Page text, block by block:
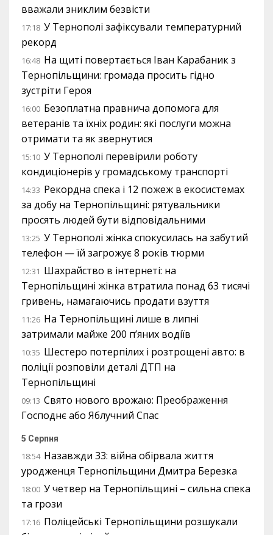
вважали зниклим безвісти
17:18 У Тернополі зафіксували температурний
рекорд
16:48 На щиті повертається Іван Карабаник з
Тернопільщини: громада просить гідно
зустріти Героя
16:00 Безоплатна правнича допомога для
ветеранів та їхніх родин: які послуги можна
отримати та як звернутися
15:10 У Тернополі перевірили роботу
кондиціонерів у громадському транспорті
14:33 Рекордна спека і 12 пожеж в екосистемах
за добу на Тернопільщині: рятувальники
просять людей бути відповідальними
13:25 У Тернополі жінка спокусилась на забутий
телефон — їй загрожує 8 років тюрми
12:31 Шахрайство в інтернеті: на
Тернопільщині жінка втратила понад 63 тисячі
гривень, намагаючись продати взуття
11:26 На Тернопільщині лише в липні
затримали майже 200 п’яних водіїв
10:35 Шестеро потерпілих і розтрощені авто: в
поліції розповіли деталі ДТП на
Тернопільщині
09:13 Свято нового врожаю: Преображення
Господнє або Яблучний Спас
5 Серпня
18:54 Назавжди 33: війна обірвала життя
уродженця Тернопільщини Дмитра Березка
18:00 У четвер на Тернопільщині – сильна спека
та грози
17:16 Поліцейські Тернопільщини розшукали